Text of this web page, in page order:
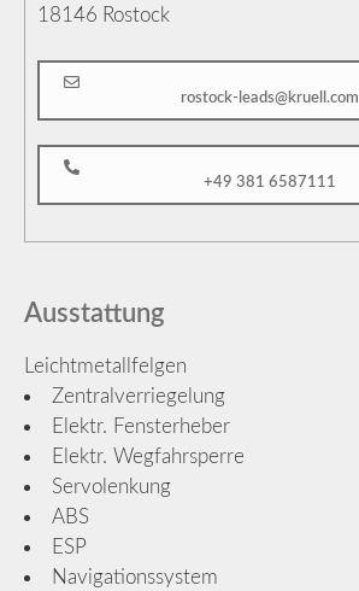
18146 Rostock
rostock-leads@kruell.com
+49 381 6587111
Ausstattung
Leichtmetallfelgen
Zentralverriegelung
Elektr. Fensterheber
Elektr. Wegfahrsperre
Servolenkung
ABS
ESP
Navigationssystem